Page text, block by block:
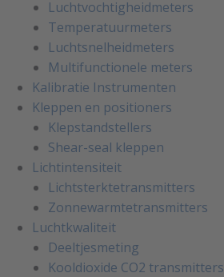
Luchtvochtigheidmeters
Temperatuurmeters
Luchtsnelheidmeters
Multifunctionele meters
Kalibratie Instrumenten
Kleppen en positioners
Klepstandstellers
Shear-seal kleppen
Lichtintensiteit
Lichtsterktetransmitters
Zonnewarmtetransmitters
Luchtkwaliteit
Deeltjesmeting
Kooldioxide CO2 transmitters